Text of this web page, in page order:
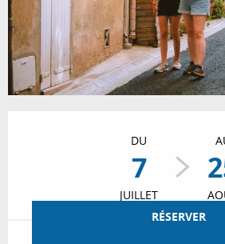
DU
7
JUILLET
RÉSERVER